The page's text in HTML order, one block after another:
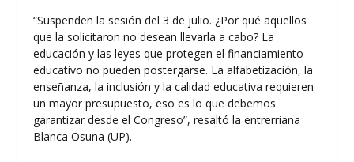
“Suspenden la sesión del 3 de julio. ¿Por qué aquellos
que la solicitaron no desean llevarla a cabo? La
educación y las leyes que protegen el financiamiento
educativo no pueden postergarse. La alfabetización, la
enseñanza, la inclusión y la calidad educativa requieren
un mayor presupuesto, eso es lo que debemos
garantizar desde el Congreso”, resaltó la entrerriana
Blanca Osuna (UP).